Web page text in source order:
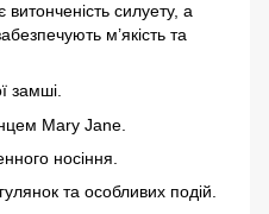
витонченість силуету, а
м’якість та
замші.
Mary Jane.
носіння.
та особливих подій.